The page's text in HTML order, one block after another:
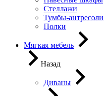
Стеллажи
Тумбы-антресоли
Полки
Мягкая мебель
Назад
Диваны